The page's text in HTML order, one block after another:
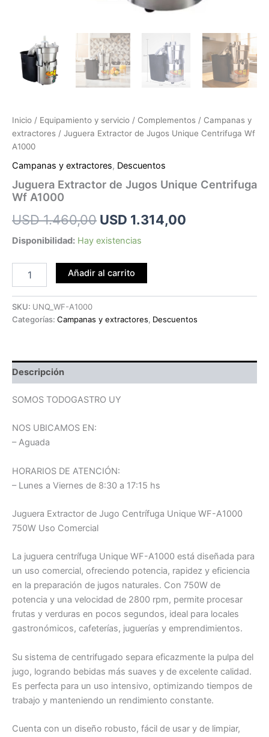
Inicio / Equipamiento y servicio / Complementos / Campanas y
extractores / Juguera Extractor de Jugos Unique Centrifuga Wf
A1000
Campanas y extractores, Descuentos
Juguera Extractor de Jugos Unique Centrifuga
Wf A1000
USD1.460,00 USD 1.314,00
Disponibilidad: Hay existencias
Añadir al carrito
SKU: UNQ_WF-A1000
Categorías: Campanas y extractores, Descuentos
Descripción
SOMOS TODOGASTRO UY
NOS UBICAMOS EN:
– Aguada
HORARIOS DE ATENCIÓN:
– Lunes a Viernes de 8:30 a 17:15 hs
Juguera Extractor de Jugo Centrífuga Unique WF-A1000
750W Uso Comercial
La juguera centrífuga Unique WF-A1000 está diseñada para
un uso comercial, ofreciendo potencia, rapidez y eficiencia
en la preparación de jugos naturales. Con 750W de
potencia y una velocidad de 2800 rpm, permite procesar
frutas y verduras en pocos segundos, ideal para locales
gastronómicos, cafeterías, juguerías y emprendimientos.
Su sistema de centrifugado separa eficazmente la pulpa del
jugo, logrando bebidas más suaves y de excelente calidad.
Es perfecta para un uso intensivo, optimizando tiempos de
trabajo y manteniendo un rendimiento constante.
Cuenta con un diseño robusto, fácil de usar y de limpiar,